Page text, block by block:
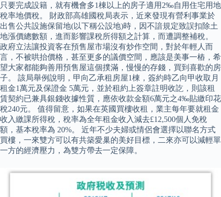
只要完成設籍，就有機會多1棟以上的房子適用2‰自用住宅用地
稅率地價稅。 財政部高雄國稅局表示，近來發現有營利事業於
出售公共設施保留地(以下稱公設地)時，因不諳規定致誤扣除土
地漲價總數額，進而影響課稅所得額之計算，而遭調整補稅。
政府立法讓投資客在預售屋市場沒有炒作空間，對於年輕人而
言，不被哄抬價格，甚至更多的議價空間，應該是美事一樁，希
望大家都能夠善用預售屋這個撲滿，慢慢的存錢，買到喜歡的房
子。 該局舉例說明，甲向乙承租房屋1棟，簽約時乙向甲收取月
租金1萬元及保證金 5萬元，並於租約上簽章註明收訖，則該租
賃契約已兼具銀錢收據性質，應依收款金額6萬元之4‰貼繳印花
稅240元。 值得留意，如果在英國買樓收租，業主每年要就租金
收入繳課所得稅，稅率為全年租金收入減去£12,500個人免稅
額，基本稅率為 20%。 近年不少夫婦或情侶會選擇以聯名方式
買樓，一來雙方可以有共築愛巢的美好目標，二來亦可以減輕單
一方的經濟壓力，為雙方帶去一定保障。